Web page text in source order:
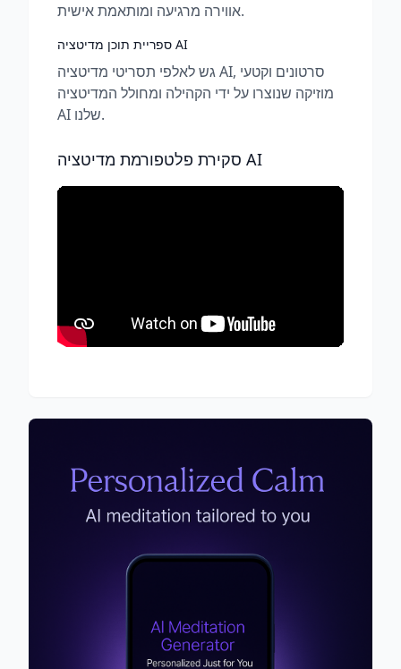
אווירה מרגיעה ומותאמת אישית.
ספריית תוכן מדיטציה AI
גש לאלפי תסריטי מדיטציה AI, סרטונים וקטעי
מוזיקה שנוצרו על ידי הקהילה ומחולל המדיטציה
AI שלנו.
סקירת פלטפורמת מדיטציה AI